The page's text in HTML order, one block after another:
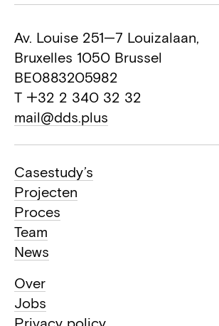
Av. Louise 251—7 Louizalaan,
Bruxelles 1050 Brussel
BE0883205982
T +32 2 340 32 32
mail@dds.plus
Casestudy’s
Projecten
Proces
Team
News
Over
Jobs
Privacy policy